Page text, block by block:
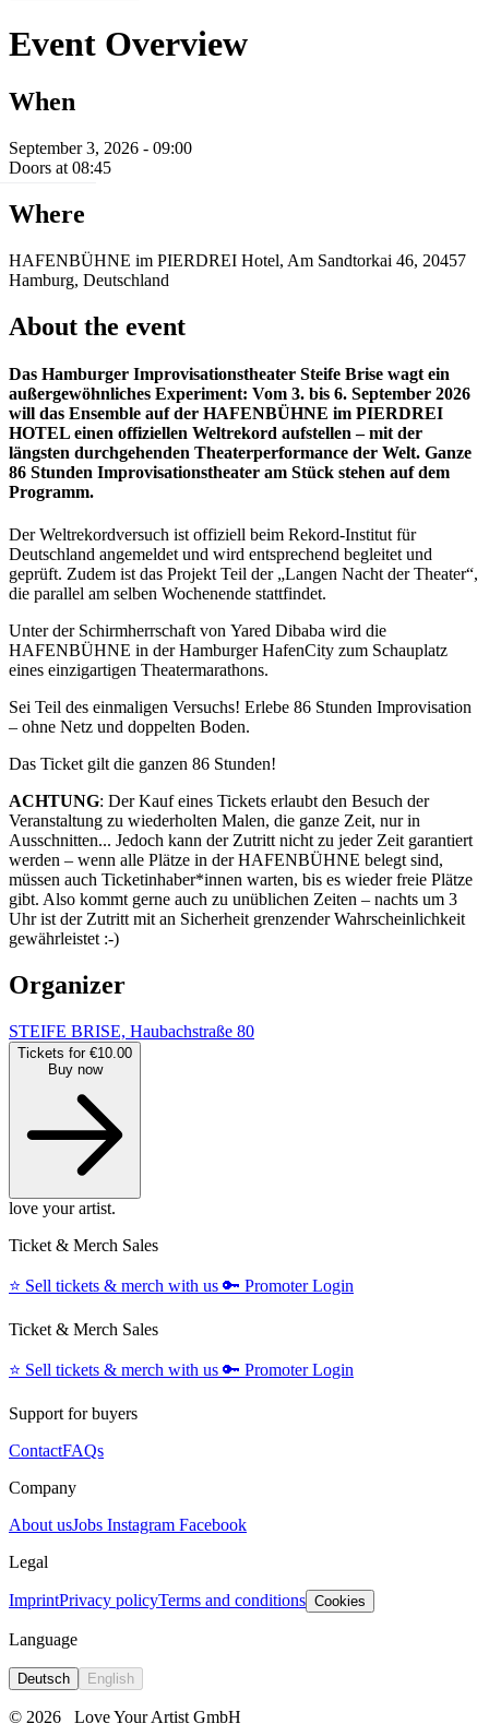
Event Overview
When
September 3, 2026 - 09:00
Doors at 08:45
Where
HAFENBÜHNE im PIERDREI Hotel, Am Sandtorkai 46, 20457
Hamburg, Deutschland
About the event
Das Hamburger Improvisationstheater Steife Brise wagt ein
außergewöhnliches Experiment: Vom 3. bis 6. September 2026
will das Ensemble auf der HAFENBÜHNE im PIERDREI
HOTEL einen offiziellen Weltrekord aufstellen – mit der
längsten durchgehenden Theaterperformance der Welt. Ganze
86 Stunden Improvisationstheater am Stück stehen auf dem
Programm.
Der Weltrekordversuch ist offiziell beim Rekord-Institut für
Deutschland angemeldet und wird entsprechend begleitet und
geprüft. Zudem ist das Projekt Teil der „Langen Nacht der Theater“,
die parallel am selben Wochenende stattfindet.
Unter der Schirmherrschaft von Yared Dibaba wird die
HAFENBÜHNE in der Hamburger HafenCity zum Schauplatz
eines einzigartigen Theatermarathons.
Sei Teil des einmaligen Versuchs! Erlebe 86 Stunden Improvisation
– ohne Netz und doppelten Boden.
Das Ticket gilt die ganzen 86 Stunden!
ACHTUNG: Der Kauf eines Tickets erlaubt den Besuch der
Veranstaltung zu wiederholten Malen, die ganze Zeit, nur in
Ausschnitten... Jedoch kann der Zutritt nicht zu jeder Zeit garantiert
werden – wenn alle Plätze in der HAFENBÜHNE belegt sind,
müssen auch Ticketinhaber*innen warten, bis es wieder freie Plätze
gibt. Also kommt gerne auch zu unüblichen Zeiten – nachts um 3
Uhr ist der Zutritt mit an Sicherheit grenzender Wahrscheinlichkeit
gewährleistet :-)
Organizer
STEIFE BRISE, Haubachstraße 80
Tickets for €10.00
Buy now
love your artist.
Ticket & Merch Sales
⭐️ Sell tickets & merch with us 🔑 Promoter Login
Ticket & Merch Sales
⭐️ Sell tickets & merch with us 🔑 Promoter Login
Support for buyers
ContactFAQs
Company
About usJobs Instagram Facebook
Legal
ImprintPrivacy policyTerms and conditions Cookies
Language
Deutsch English
© 2026 Love Your Artist GmbH